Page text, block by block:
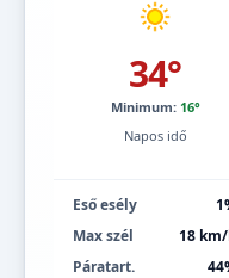
34°
Minimum: 16°
Napos idő
Eső esély
Max szél
18
Páratart.